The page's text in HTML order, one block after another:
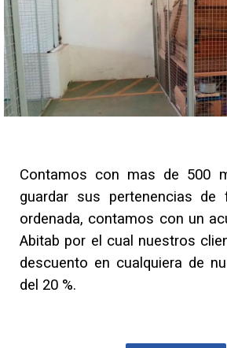
Contamos con mas de 500
guardar sus pertenencias
ordenada, contamos con un
Abitab por el cual nuestros
descuento en cualquiera de
del 20 %.